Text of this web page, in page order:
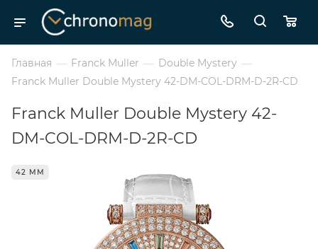
Главная — Franck Muller — Double Mystery —
Franck Muller Double Mystery 42-DM-COL-DRM-D-2R-CD
Franck Muller Double Mystery 42-
DM-COL-DRM-D-2R-CD
42 ММ